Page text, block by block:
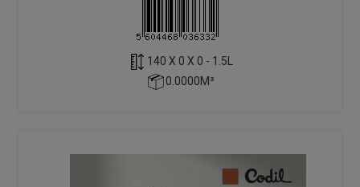
140 X 0 X 0 - 1.5L
0.0000M³